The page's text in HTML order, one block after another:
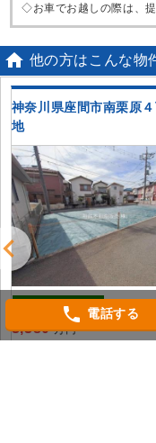
◇お車でお越しの際は、提
 他の方はこんな物
神奈川県座間市南栗原
地
3,380万円
phone 電話する